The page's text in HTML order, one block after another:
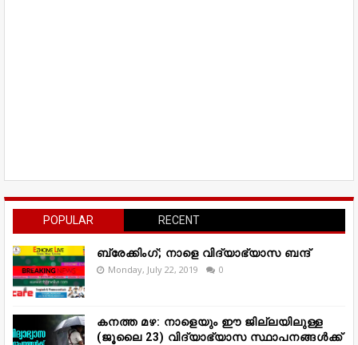
POPULAR RECENT
ബ്രേക്കിംഗ്; നാളെ വിദ്യാഭ്യാസ ബന്ദ്
Monday, July 22, 2019 0
കനത്ത മഴ: നാളെയും ഈ ജില്ലയിലുള്ള
(ജൂലൈ 23) വിദ്യാഭ്യാസ സ്ഥാപനങ്ങൾക്ക്